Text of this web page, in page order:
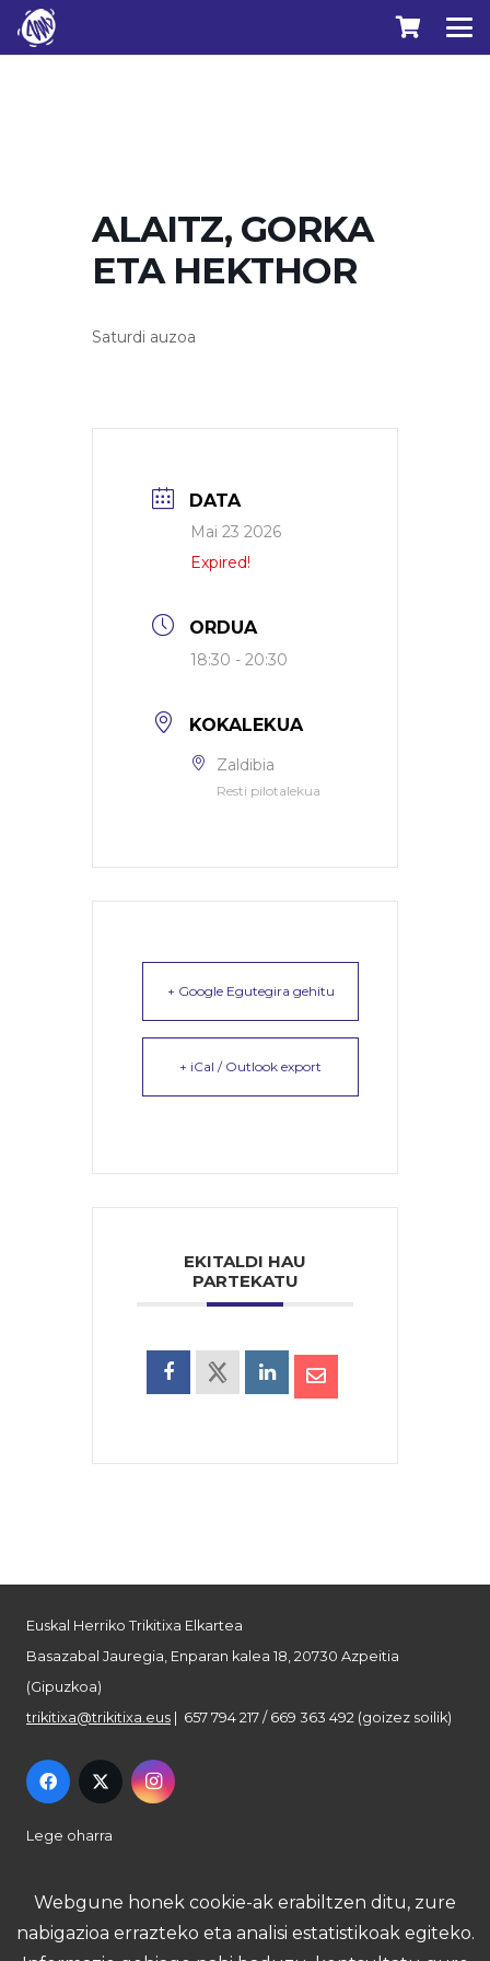
ALAITZ, GORKA
ETA HEKTHOR
Saturdi auzoa
DATA
Mai 23 2026
Expired!
ORDUA
18:30 - 20:30
KOKALEKUA
Zaldibia
Resti pilotalekua
+ Google Egutegira gehitu
+ iCal / Outlook export
EKITALDI HAU
PARTEKATU
Euskal Herriko Trikitixa Elkartea
Basazabal Jauregia, Enparan kalea 18, 20730 Azpeitia
(Gipuzkoa)
trikitixa@trikitixa.eus | 657 794 217 / 669 363 492 (goizez soilik)
Lege oharra
Pribatutasun politika
Webgune honek cookie-ak erabiltzen ditu, zure
nabigazioa errazteko eta analisi estatistikoak egiteko.